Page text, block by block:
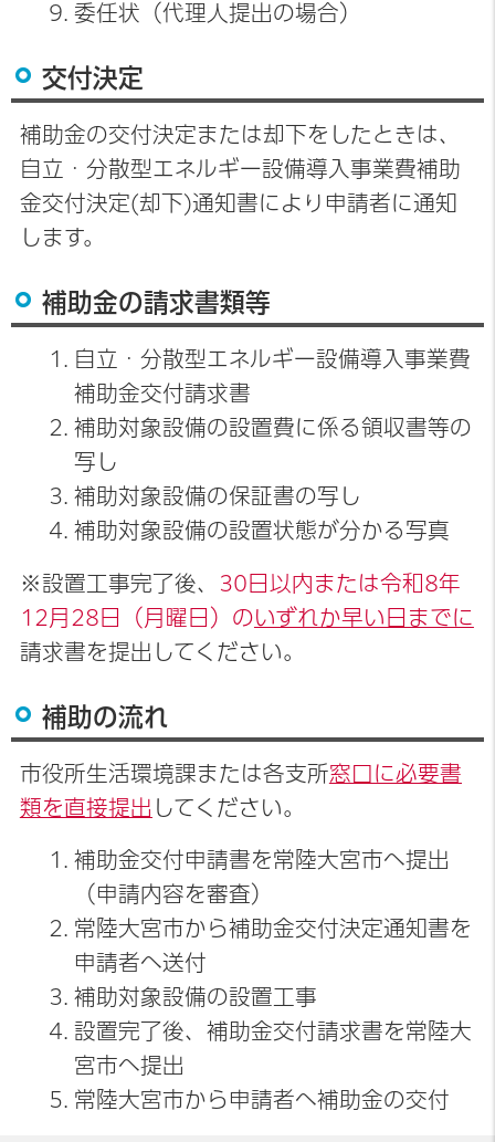
委任状（代理人提出の場合）
交付決定
補助金の交付決定または却下をしたときは、
自立・分散型エネルギー設備導入事業費補助
金交付決定(却下)通知書により申請者に通知
します。
補助金の請求書類等
自立・分散型エネルギー設備導入事業費
補助金交付請求書
補助対象設備の設置費に係る領収書等の
写し
補助対象設備の保証書の写し
補助対象設備の設置状態が分かる写真
※設置工事完了後、
30日以内または令和8年
12月28日（月曜日）のいずれか早い日までに
請求書を提出してください。
補助の流れ
市役所生活環境課または各支所窓口に必要書
類を直接提出 してください。
補助金交付申請書を常陸大宮市へ提出
（申請内容を審査）
常陸大宮市から補助金交付決定通知書を
申請者へ送付
補助対象設備の設置工事
設置完了後、補助金交付請求書を常陸大
宮市へ提出
常陸大宮市から申請者へ補助金の交付